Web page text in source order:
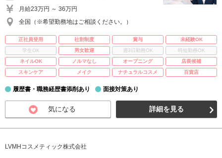
月給23万円 ～ 36万円
全国（※希望勤務地はご相談ください。）
正社員登用 社割制度 賞与
未経験OK
学生OK
男女歓迎 週3日勤務OK
時短勤務OK
ネイルOK
ノルマなし オープニング
店長候補
スキンケア
メイク ナチュラルコスメ 百貨店
履歴書・職務経歴書添削あり 面接対策あり
気になる 詳細を見る
LVMHコスメティック株式会社